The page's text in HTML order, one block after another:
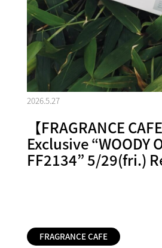
2026.5.27
【FRAGRANCE
Exclusive “WOODY
FF2134” 5/29(fri.)
FRAGRANCE CAFE